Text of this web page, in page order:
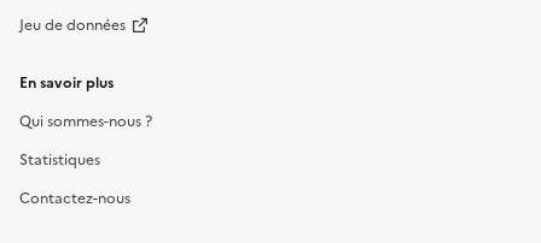
Jeu de données
En savoir plus
Qui sommes-nous ?
Statistiques
Contactez-nous